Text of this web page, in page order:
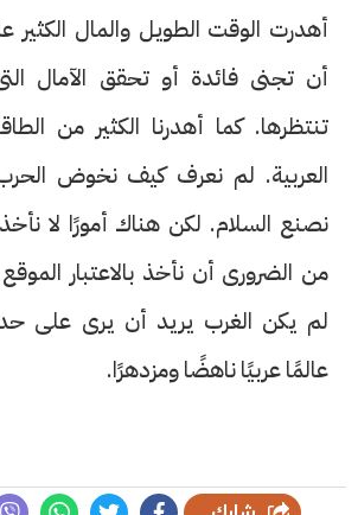
أهدرت الوقت الطويل والمال الكثير
أن تجنى فائدة أو تحقق الآمال
تنتظرها. كما أهدرنا الكثير من
العربية. لم نعرف كيف نخوض
نصنع السلام. لكن هناك أمورًا لا
من الضرورى أن نأخذ بالاعتبار الموقع
لم يكن الغرب يريد أن يرى على
عالمًا عربيًا ناهضًا ومزدهرًا.